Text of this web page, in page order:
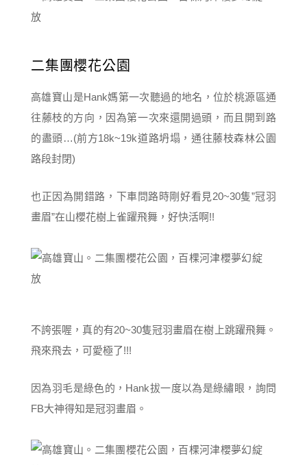
二集團櫻花公園
高雄寶山是Hank媽第一次聽過的地名，位於桃源區通
往藤枝的方向，因為第一次來還開過頭，而且開到路
的盡頭…(前方18k~19k道路坍塌，通往藤枝森林公園
路段封閉)
也正因為開錯路，下車問路時剛好看見20~30隻”冠羽
畫眉”在山櫻花樹上雀躍飛舞，好快活啊!!
不誇張喔，真的有20~30隻冠羽畫眉在樹上跳躍飛舞。
飛來飛去，可愛極了!!!
因為羽毛是綠色的，Hank拔一度以為是綠繡眼，詢問
FB大神得知是冠羽畫眉。